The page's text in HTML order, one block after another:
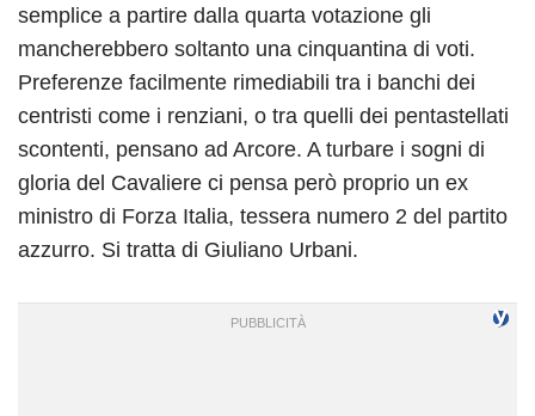
semplice a partire dalla quarta votazione gli
mancherebbero soltanto una cinquantina di voti.
Preferenze facilmente rimediabili tra i banchi dei
centristi come i renziani, o tra quelli dei pentastellati
scontenti, pensano ad Arcore. A turbare i sogni di
gloria del Cavaliere ci pensa però proprio un ex
ministro di Forza Italia, tessera numero 2 del partito
azzurro. Si tratta di Giuliano Urbani.